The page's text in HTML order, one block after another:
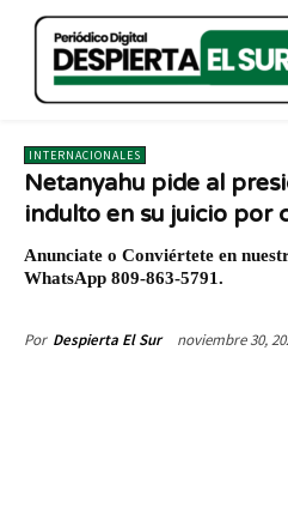
INTERNACIONALES
Netanyahu pide al
indulto en su juicio
Anunciate o Conviértete en
WhatsApp 809-863-5791.
Por Despierta El Sur noviembre 30,